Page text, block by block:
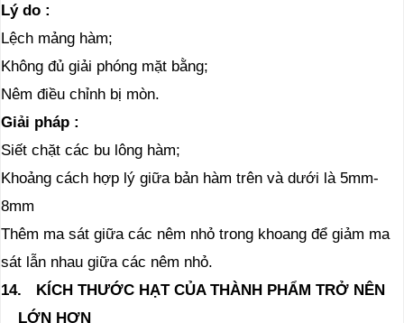
Lý do :
Lệch mảng hàm;
Không đủ giải phóng mặt bằng;
Nêm điều chỉnh bị mòn.
Giải pháp :
Siết chặt các bu lông hàm;
Khoảng cách hợp lý giữa bản hàm trên và dưới là 5mm-
8mm
Thêm ma sát giữa các nêm nhỏ trong khoang để giảm ma
sát lẫn nhau giữa các nêm nhỏ.
14.
KÍCH THƯỚC HẠT CỦA THÀNH PHẨM TRỞ NÊN
LỚN HƠN